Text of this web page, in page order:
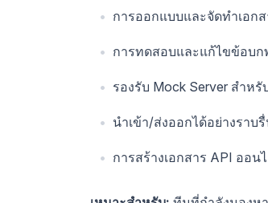
การออกแบบและจัดทำเอก
การทดสอบและแก้ไขข้อบก
รองรับ Mock Server สำห
นำเข้า/ส่งออกได้อย่างราบ
การสร้างเอกสาร API ออน